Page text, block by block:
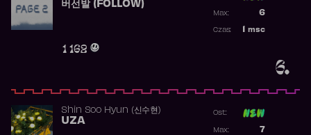
6.
버선발 (FOLLOW)
1 162
6
Max:
msc
Czas:
Shin Soo Hyun (신수현)
UZA
Ost:
7
Max: